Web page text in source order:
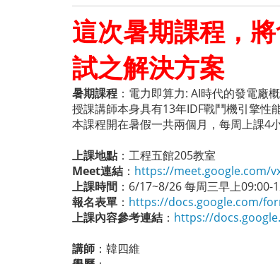
這次暑期課程，
試之解決方案
暑期課程 ：電力即算力: AI時代的發電廠
授課講師本身具有13年IDF戰鬥機引擎性
本課程開在暑假一共兩個月，每周上課4
上課地點 ：工程五館205教室
Meet連結 ： https://meet.google.com/
上課時間 ：6/17~8/26 每周三早上
報名表單 ： https://docs.google.com/
上課內容參考連結 ： https://
講師 ：韓四維